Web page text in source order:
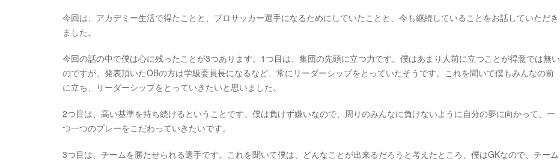
今回は、アカデミー生活で得たことと、プロサッカー選手になるためにしていたことと、今も継続していることをお話していただき
ました。
今回の話の中で僕は心に残ったことが3つあります。1つ目は、集団の先頭に立つ力です。僕はあまり人前に立つことが得意では無い
のですが、発表頂いたOBの方は学級委員長になるなど、常にリーダーシップをとっていたそうです。これを聞いて僕もみんなの前
に立ち、リーダーシップをとっていきたいと思いました。
2つ目は、高い基準を持ち続けるということです。僕は負けず嫌いなので、周りのみんなに負けないように自分の夢に向かって、一
つ一つのプレーをこだわっていきたいです。
3つ目は、チームを勝たせられる選手です。これを聞いて僕は、どんなことが出来るだろうと考えたところ、僕はGKなので、チーム